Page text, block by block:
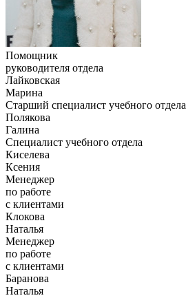
Помощник
руководителя отдела
Лайковская
Марина
Старший специалист учебного отдела
Полякова
Галина
Специалист учебного отдела
Киселева
Ксения
Менеджер
по работе
с клиентами
Клокова
Наталья
Менеджер
по работе
с клиентами
Баранова
Наталья